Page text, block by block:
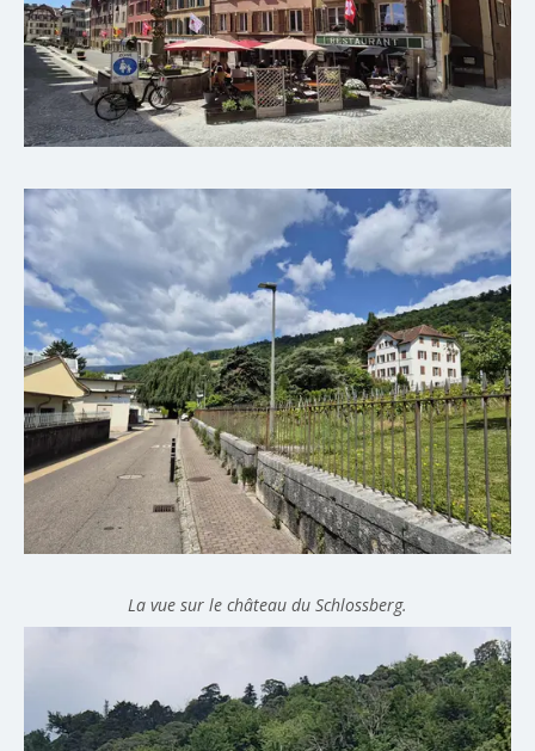
La vue sur le château du Schlossberg.